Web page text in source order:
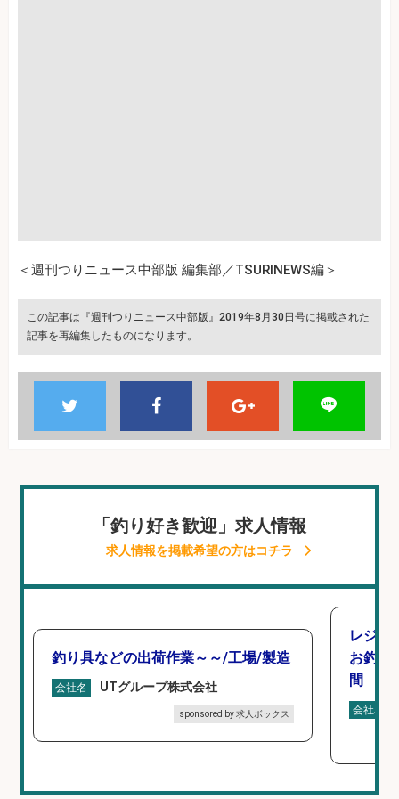
＜週刊つりニュース中部版 編集部／TSURINEWS編＞
この記事は『週刊つりニュース中部版』2019年8月30日号に掲載された
記事を再編集したものになります。
「釣り好き歓迎」求人情報
求人情報を掲載希望の方はコチラ
釣り具などの出荷作業～～/工場/製造
会社名 UTグループ株式会社
sponsored by 求人ボックス
レジカ
お釣り
間
会社名